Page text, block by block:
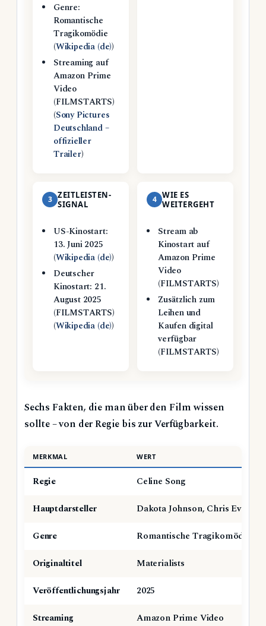
Genre:
Romantische
Tragikomödie
(Wikipedia (de))
Streaming auf
Amazon Prime
Video
(FILMSTARTS)
(Sony Pictures
Deutschland –
offizieller
Trailer)
3 ZEITLEISTEN-
SIGNAL
US-Kinostart:
13. Juni 2025
(Wikipedia (de))
Deutscher
Kinostart: 21.
August 2025
(FILMSTARTS)
(Wikipedia (de))
4 WIE ES
WEITERGEHT
Stream ab
Kinostart auf
Amazon Prime
Video
(FILMSTARTS)
Zusätzlich zum
Leihen und
Kaufen digital
verfügbar
(FILMSTARTS)
Sechs Fakten, die man über den Film wissen
sollte – von der Regie bis zur Verfügbarkeit.
MERKMAL WERT
Regie
Celine Song
Hauptdarsteller
Dakota Johnson, Chris Evans,
Genre
Romantische Tragikomödie
Originaltitel
Materialists
Veröffentlichungsjahr
2025
Streaming
Amazon Prime Video